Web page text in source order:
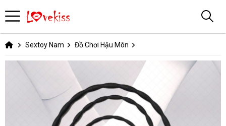
Sextoy Nam Đồ Chơi Hậu Môn